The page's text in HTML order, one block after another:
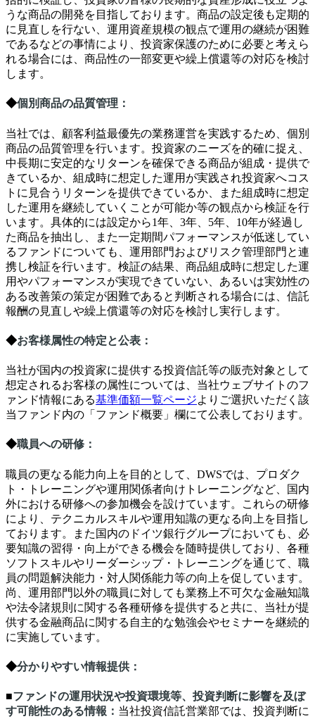
うな商品の開発を目指しております。商品の設定後も定期的
に見直しを行ない、運用資産規模の観点で運用の継続が困難
であるなどの事情により、投資家保護のために必要と考えら
れる場合には、商品性の一部変更や繰上償還等の対応を検討
します。
◆個別商品の品質管理 ：
当社では、顧客利益最優先の業務運営を実践するため、個別
商品の品質管理を行います。投資家のニーズを的確に捉え、
中長期に安定的なリターンを確保できる商品が組成・提供で
きているか、組成時に想定した運用が実践され投資家へコス
トに見合うリターンを提供できているか、また組成時に想定
した運用を継続していくことが可能か等の観点から検証を行
います。具体的には設定から1年、 3年、 5年、 10年が経過し
た商品を抽出し、また一定期間パフォーマンスが低迷してい
るファンドについても、運用部門およびリスク管理部門と連
携し検証を行います。検証の結果、商品組成時に想定した運
用やパフォーマンスが実現できていない、あるいは実効性の
ある改善策の策定が困難であると判断される場合には、信託
報酬の見直しや繰上償還等の対応を検討し実行します。
◆お客様属性の特定と公表 ：
当社が国内の投資家に提供する投資信託等の販売対象として
想定されるお客様の属性については、当社ウェブサイトのフ
ァンド情報にある基準価額一覧ページよりご選択いただく該
当ファンド内の「ファンド概要」欄にて公表しております。
◆職員への研修 ：
職員の更なる能力向上を目的として、 DWSでは、プロダク
ト・トレーニングや運用関係者向けトレーニングなど、国内
外における研修への参加機会を設けています。これらの研修
により、テクニカルスキルや運用知識の更なる向上を目指し
ております。また国内のドイツ銀行グループにおいても、必
要知識の習得・向上ができる機会を随時提供しており、各種
ソフトスキルやリーダーシップ・トレーニングを通じて、職
員の問題解決能力・対人関係能力等の向上を促しています。
尚、運用部門以外の職員に対しても業務上不可欠な金融知識
や法令諸規則に関する各種研修を提供すると共に、当社が提
供する金融商品に関する自主的な勉強会やセミナーを継続的
に実施しています。
◆分かりやすい情報提供 ：
■ファンドの運用状況や投資環境等、投資判断に影響を及ぼ
す可能性のある情報： 当社投資信託営業部では、投資判断に